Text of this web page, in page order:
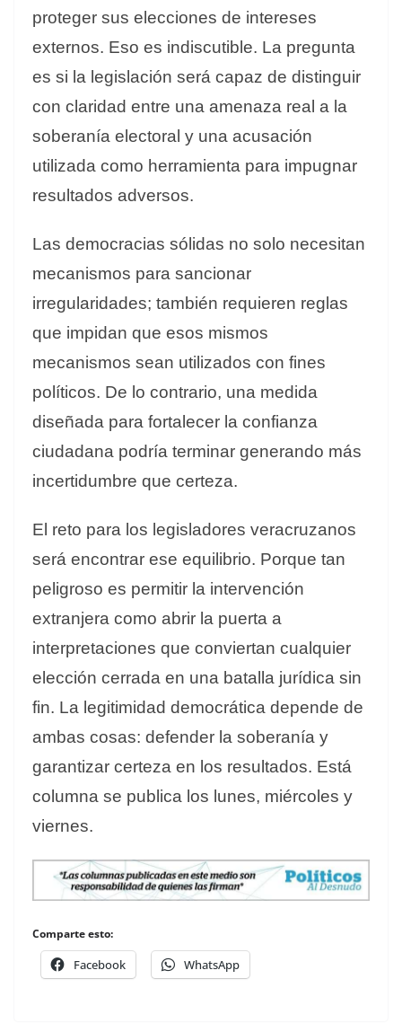
proteger sus elecciones de intereses
externos. Eso es indiscutible. La pregunta
es si la legislación será capaz de distinguir
con claridad entre una amenaza real a la
soberanía electoral y una acusación
utilizada como herramienta para impugnar
resultados adversos.
Las democracias sólidas no solo necesitan
mecanismos para sancionar
irregularidades; también requieren reglas
que impidan que esos mismos
mecanismos sean utilizados con fines
políticos. De lo contrario, una medida
diseñada para fortalecer la confianza
ciudadana podría terminar generando más
incertidumbre que certeza.
El reto para los legisladores veracruzanos
será encontrar ese equilibrio. Porque tan
peligroso es permitir la intervención
extranjera como abrir la puerta a
interpretaciones que conviertan cualquier
elección cerrada en una batalla jurídica sin
fin. La legitimidad democrática depende de
ambas cosas: defender la soberanía y
garantizar certeza en los resultados. Está
columna se publica los lunes, miércoles y
viernes.
Comparte esto:
Facebook WhatsApp